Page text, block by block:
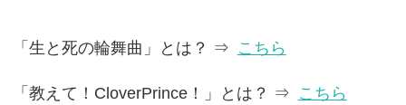
「生と死の輪舞曲」とは？ ⇒ こちら
「教えて！CloverPrince！」とは？ ⇒ こちら